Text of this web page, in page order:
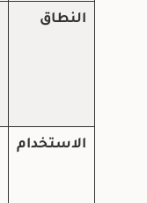
النطاق
الاستخدام